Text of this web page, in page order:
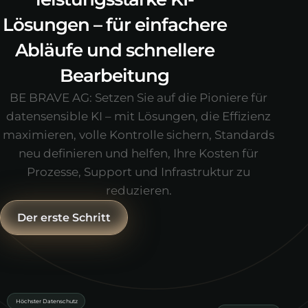
Lösungen – für einfachere
Abläufe und schnellere
Bearbeitung
BE BRAVE AG: Setzen Sie auf die Pioniere für
datensensible KI – mit Lösungen, die Effizienz
maximieren, volle Kontrolle sichern, Standards
neu definieren und helfen, Ihre Kosten für
Prozesse, Support und Infrastruktur zu
reduzieren.
Der erste Schritt
Höchster Datenschutz